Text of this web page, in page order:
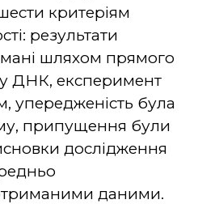
критеріям
результати
шляхом прямого
ДНК, експеримент
упередженість була
припущення були
дослідження
даними.